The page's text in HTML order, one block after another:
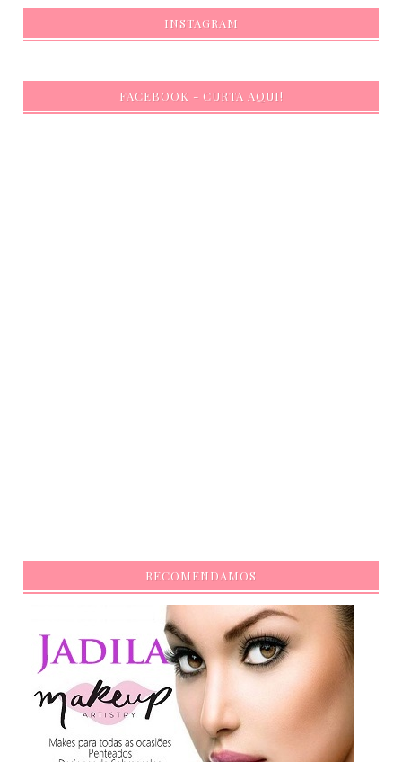
INSTAGRAM
FACEBOOK - CURTA AQUI!
RECOMENDAMOS